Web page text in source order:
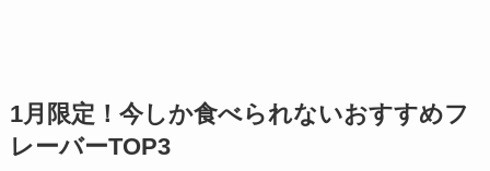
1月限定！今しか食べられないおすすめフ
レーバーTOP3